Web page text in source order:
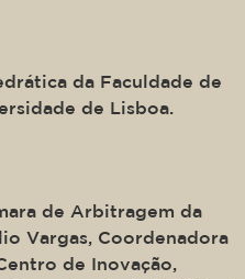
da Faculdade de
de Lisboa.
de Arbitragem da
Vargas, Coordenadora
de Inovação,